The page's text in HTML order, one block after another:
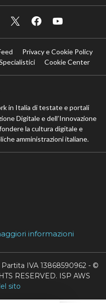
Privacy e Cookie Policy
Cookie Center
in Italia di testate e portali
Digitale e dell’Innovazione
la cultura digitale e
amministrazioni italiane.
informazioni
IVA 13868590962 - ©
RESERVED. ISP AWS
sito